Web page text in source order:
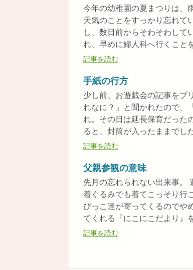
今年の幼稚園の夏まつりは、
天気のことをすっかり忘れて
し、数日前からそわそわして
れ、早めに婦人科へ行くこと
記事を読む
手紙の行方
少し前、お遊戯会の記事をプ
れなに？」と聞かれたので、
れ。その日は延長保育だった
ると、封筒が入ったままでし
記事を読む
父親参観の意味
先月の忘れられない出来事。
着ぐるみでも着てこっそり行
びっこ達が寄ってくるのでや
てくれる『にこにこだより』
記事を読む